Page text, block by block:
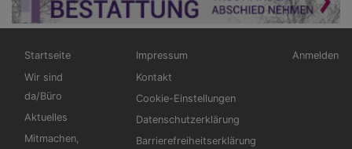
Hauptnavigation
Startseite
Wir sind
da/Büro
Aktuelles
Mitmachen,
Fußbereichsmenü
Impressum
Kontakt
Cookie-Einstellungen
Datenschutzerklärung
Barrierefreiheitserklärung
Anmelden